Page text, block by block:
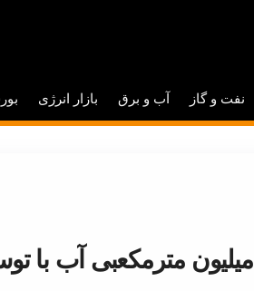
نفت و گاز آب و برق بازار انرژی
صرفه‌جویی ۱۰ میلیون مترمکعبی